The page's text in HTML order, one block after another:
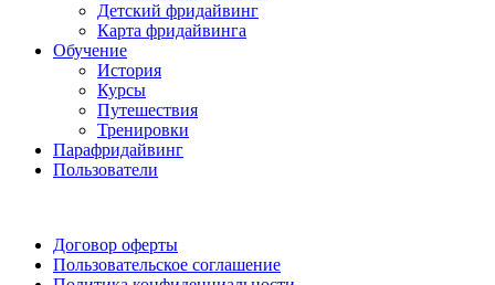
Детский фридайвинг
Карта фридайвинга
Обучение
История
Курсы
Путешествия
Тренировки
Парафридайвинг
Пользователи
Договор оферты
Пользовательское соглашение